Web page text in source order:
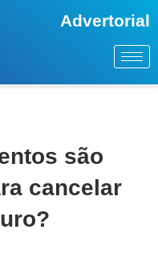
Advertorial
são
cancelar